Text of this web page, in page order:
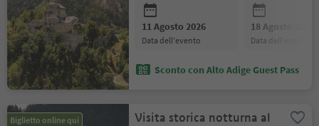
11 Agosto 2026
data dell'evento
18 Agosto 2026
data dell'evento
Sconto con Alto Adige Guest Pass
Biglietto online qui
Visita storica notturna al